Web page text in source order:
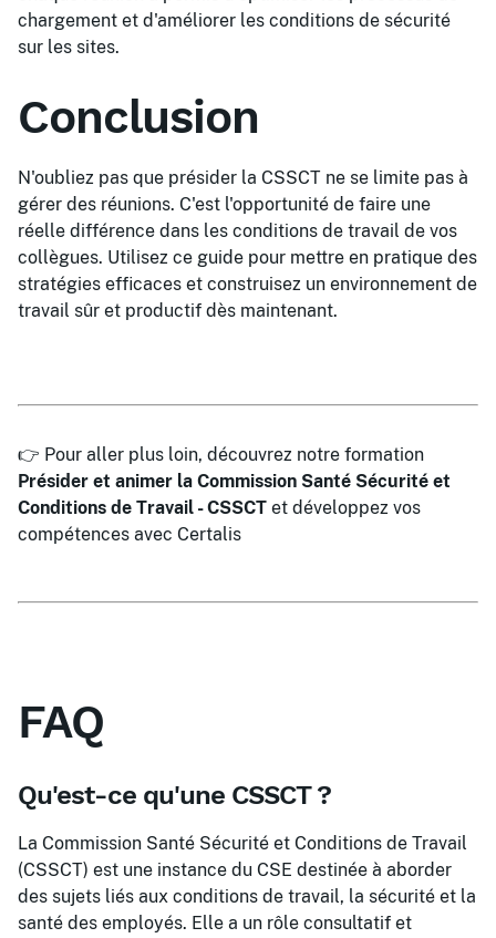
chargement et d'améliorer les conditions de sécurité
sur les sites.
Conclusion
N'oubliez pas que présider la CSSCT ne se limite pas à
gérer des réunions. C'est l'opportunité de faire une
réelle différence dans les conditions de travail de vos
collègues. Utilisez ce guide pour mettre en pratique des
stratégies efficaces et construisez un environnement de
travail sûr et productif dès maintenant.
👉 Pour aller plus loin, découvrez notre formation
Présider et animer la Commission Santé Sécurité et
Conditions de Travail - CSSCT et développez vos
compétences avec Certalis
FAQ
Qu'est-ce qu'une CSSCT ?
La Commission Santé Sécurité et Conditions de Travail
(CSSCT) est une instance du CSE destinée à aborder
des sujets liés aux conditions de travail, la sécurité et la
santé des employés. Elle a un rôle consultatif et